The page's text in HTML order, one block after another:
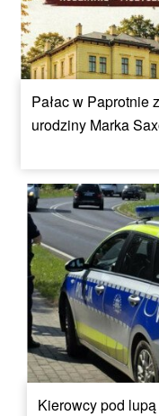
Pałac w Paprotnie
urodziny Marka
Kierowcy pod